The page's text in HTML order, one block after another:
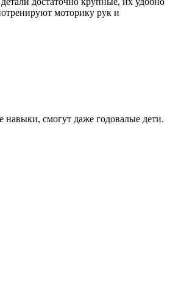
моторику рук и
навыки, смогут даже годовалые дети.